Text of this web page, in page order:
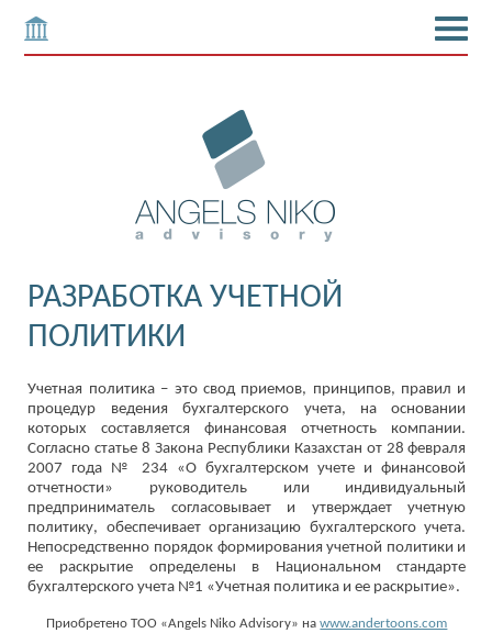
РАЗРАБОТКА УЧЕТНОЙ
ПОЛИТИКИ
Учетная политика – это свод приемов, принципов, правил и
процедур ведения бухгалтерского учета, на основании
которых составляется финансовая отчетность компании.
Согласно статье 8 Закона Республики Казахстан от 28 февраля
2007 года № 234 «О бухгалтерском учете и финансовой
отчетности» руководитель или индивидуальный
предприниматель согласовывает и утверждает учетную
политику, обеспечивает организацию бухгалтерского учета.
Непосредственно порядок формирования учетной политики и
ее раскрытие определены в Национальном стандарте
бухгалтерского учета №1 «Учетная политика и ее раскрытие».
Приобретено ТОО «Angels Niko Advisory» наwww.andertoons.com